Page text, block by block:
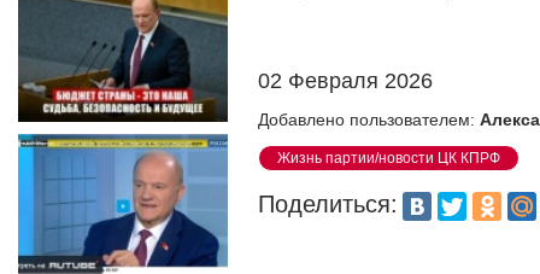
02 Февраля 2026
Добавлено пользователем:
Жизнь партии/новости ЦК КПРФ
Поделиться: